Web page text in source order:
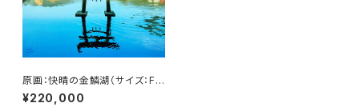
原画：快晴の金鱗湖（サイズ：F8
号（額縁含む縦450mm×横56
0mm×奥行45mm））
¥220,000